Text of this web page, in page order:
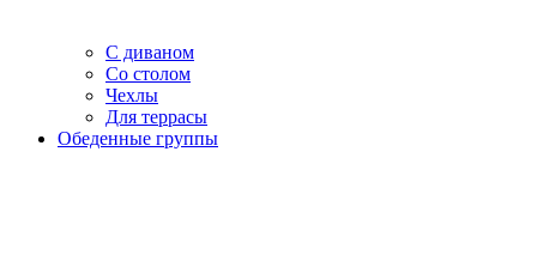
С диваном
Со столом
Чехлы
Для террасы
Обеденные группы